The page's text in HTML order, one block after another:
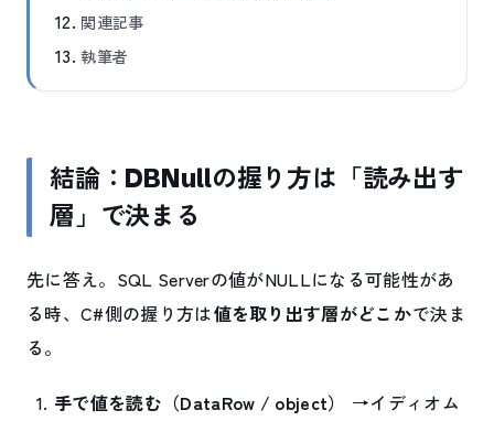
関連記事
執筆者
結論：DBNullの握り方は「読み出す
層」で決まる
先に答え。SQL Serverの値がNULLになる可能性があ
る時、C#側の握り方は値を取り出す層がどこかで決ま
る。
手で値を読む（DataRow / object）
→イディオム